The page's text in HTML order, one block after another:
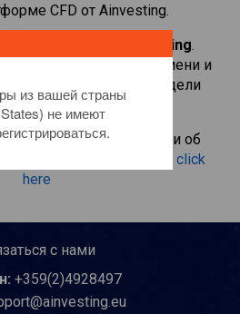
CFD от Ainvesting.
контрактами на
Boeing.
в реальном времени и
как если бы вы владели
акцией.
информации об
продукте, пожалуйста click
here
с нами
+359(2)4928497
из вашей страны
не имеют